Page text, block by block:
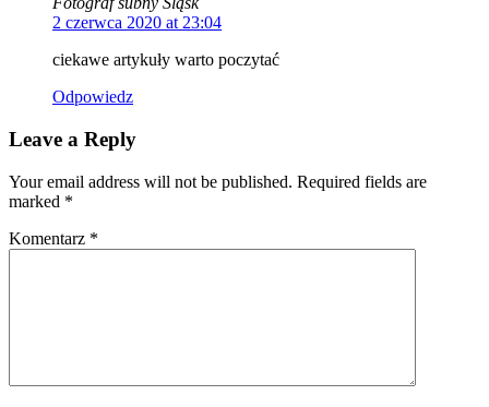
2 czerwca 2020 at 23:04
ciekawe artykuły warto poczytać
Odpowiedz
Leave a Reply
Your email address will not be published. Required fields are
marked *
Komentarz *